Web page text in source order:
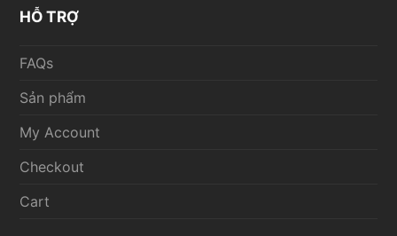
HỖ TRỢ
FAQs
Sản phẩm
My Account
Checkout
Cart